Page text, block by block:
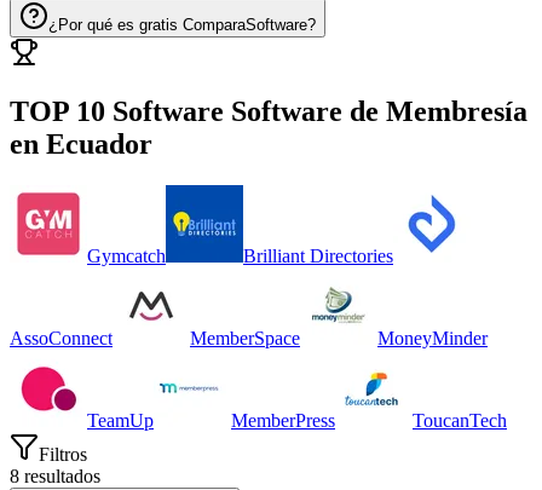
¿Por qué es gratis ComparaSoftware?
TOP 10 Software Software de Membresía
en Ecuador
Gymcatch Brilliant Directories
AssoConnect MemberSpace MoneyMinder
TeamUp MemberPress
ToucanTech
Filtros
8 resultados